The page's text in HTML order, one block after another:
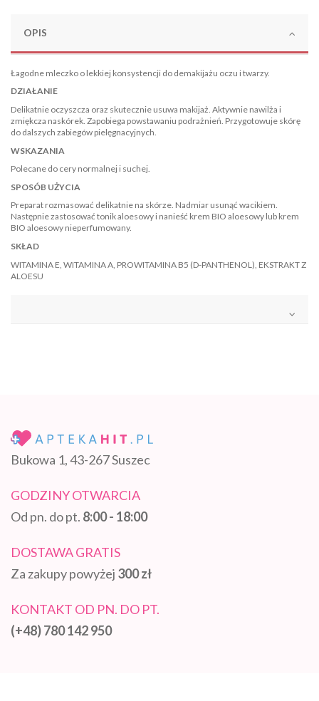
OPIS
Łagodne mleczko o lekkiej konsystencji do demakijażu oczu i twarzy.
DZIAŁANIE
Delikatnie oczyszcza oraz skutecznie usuwa makijaż. Aktywnie nawilża i
zmiękcza naskórek. Zapobiega powstawaniu podrażnień. Przygotowuje skórę
do dalszych zabiegów pielęgnacyjnych.
WSKAZANIA
Polecane do cery normalnej i suchej.
SPOSÓB UŻYCIA
Preparat rozmasować delikatnie na skórze. Nadmiar usunąć wacikiem.
Następnie zastosować tonik aloesowy i nanieść krem BIO aloesowy lub krem
BIO aloesowy nieperfumowany.
SKŁAD
WITAMINA E, WITAMINA A, PROWITAMINA B5 (D-PANTHENOL), EKSTRAKT Z
ALOESU
Bukowa 1, 43-267 Suszec
GODZINY OTWARCIA
Od pn. do pt. 8:00 - 18:00
DOSTAWA GRATIS
Za zakupy powyżej 300 zł
KONTAKT OD PN. DO PT.
(+48) 780 142 950